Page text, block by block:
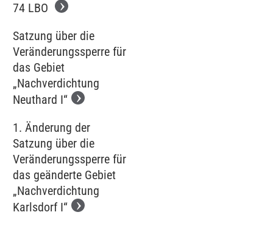
74 LBO
Satzung über die
Veränderungssperre für
das Gebiet
„Nachverdichtung
Neuthard I“
1. Änderung der
Satzung über die
Veränderungssperre für
das geänderte Gebiet
„Nachverdichtung
Karlsdorf I“